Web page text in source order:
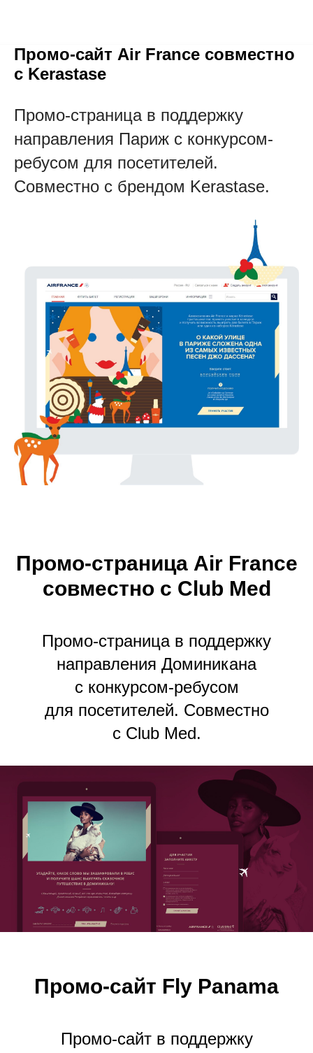
Промо-сайт Air France совместно
с Kerastase
Промо-страница в поддержку
направления Париж с конкурсом-
ребусом для посетителей.
Совместно с брендом Kerastase.
Промо-страница Air France
совместно с Club Med
Промо-страница в поддержку
направления Доминикана
с конкурсом-ребусом
для посетителей. Совместно
с Club Med.
Промо-сайт Fly Panama
Промо-сайт в поддержку